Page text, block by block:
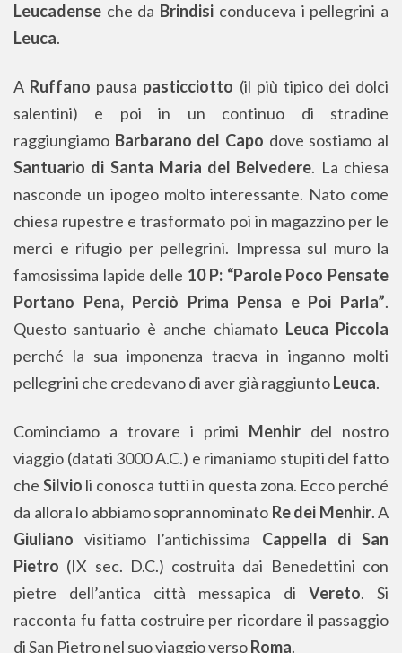
Leucadense che da Brindisi conduceva i pellegrini a
Leuca.
A Ruffano pausa pasticciotto (il più tipico dei dolci
salentini) e poi in un continuo di stradine
raggiungiamo Barbarano del Capo dove sostiamo al
Santuario di Santa Maria del Belvedere. La chiesa
nasconde un ipogeo molto interessante. Nato come
chiesa rupestre e trasformato poi in magazzino per le
merci e rifugio per pellegrini. Impressa sul muro la
famosissima lapide delle 10 P: “Parole Poco Pensate
Portano Pena, Perciò Prima Pensa e Poi Parla”.
Questo santuario è anche chiamato Leuca Piccola
perché la sua imponenza traeva in inganno molti
pellegrini che credevano di aver già raggiuntoLeuca.
Cominciamo a trovare i primi Menhir del nostro
viaggio (datati 3000 A.C.) e rimaniamo stupiti del fatto
che Silvio li conosca tutti in questa zona. Ecco perché
da allora lo abbiamo soprannominato Re dei Menhir. A
Giuliano visitiamo l’antichissima Cappella di San
Pietro (IX sec. D.C.) costruita dai Benedettini con
pietre dell’antica città messapica di Vereto. Si
racconta fu fatta costruire per ricordare il passaggio
di San Pietro nel suo viaggio versoRoma.